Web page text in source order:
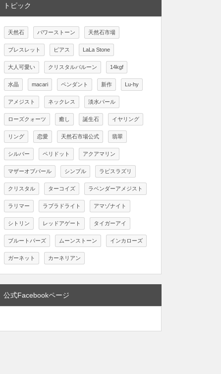
トピック
天然石 パワーストーン 天然石市場
ブレスレット ピアス LaLa Stone
大人可愛い クリスタルバルーン 14kgf
水晶 macari ペンダント 新作 Lu-hy
アメジスト ネックレス 淡水パール
ローズクォーツ 癒し 誕生石 イヤリング
リング 恋愛 天然石市場公式 翡翠
シルバー ペリドット アクアマリン
マザーオブパール シンプル ラピスラズリ
クリスタル ターコイズ ラベンダーアメジスト
ラリマー ラブラドライト アマゾナイト
シトリン レッドアゲート タイガーアイ
ブルートパーズ ムーンストーン インカローズ
ガーネット カーネリアン
公式Facebookページ